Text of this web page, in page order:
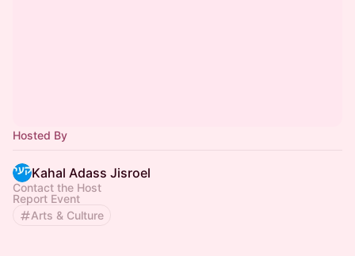
Hosted By
Kahal Adass Jisroel
Contact the Host
Report Event
Arts & Culture